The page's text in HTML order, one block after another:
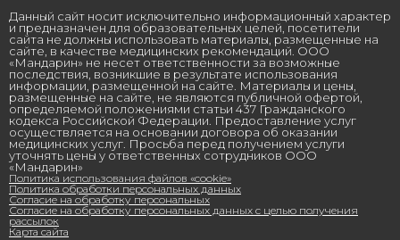
Данный сайт носит исключительно информационный характер
и предназначен для образовательных целей, посетители
сайта не должны использовать материалы, размещенные на
сайте, в качестве медицинских рекомендаций. ООО
«Мандарин» не несет ответственности за возможные
последствия, возникшие в результате использования
информации, размещенной на сайте. Материалы и цены,
размещенные на сайте, не являются публичной офертой,
определяемой положениями статьи 437 Гражданского
кодекса Российской Федерации. Предоставление услуг
осуществляется на основании договора об оказании
медицинских услуг. Просьба перед получением услуги
уточнять цены у ответственных сотрудников ООО
«Мандарин»
Политика использования файлов «cookie»
Политика обработки персональных данных
Согласие на обработку персональных
Согласие на обработку персональных данных с целью получения
рассылок
Карта сайта